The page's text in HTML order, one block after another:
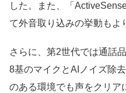
した。また、「
て外音取り込みの挙動もよ
さらに、第2世代では通話
8基のマイクとAIノイズ除
のある環境でも声をクリア